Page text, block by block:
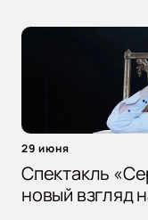
29 июня
Спектакль
новый взгляд